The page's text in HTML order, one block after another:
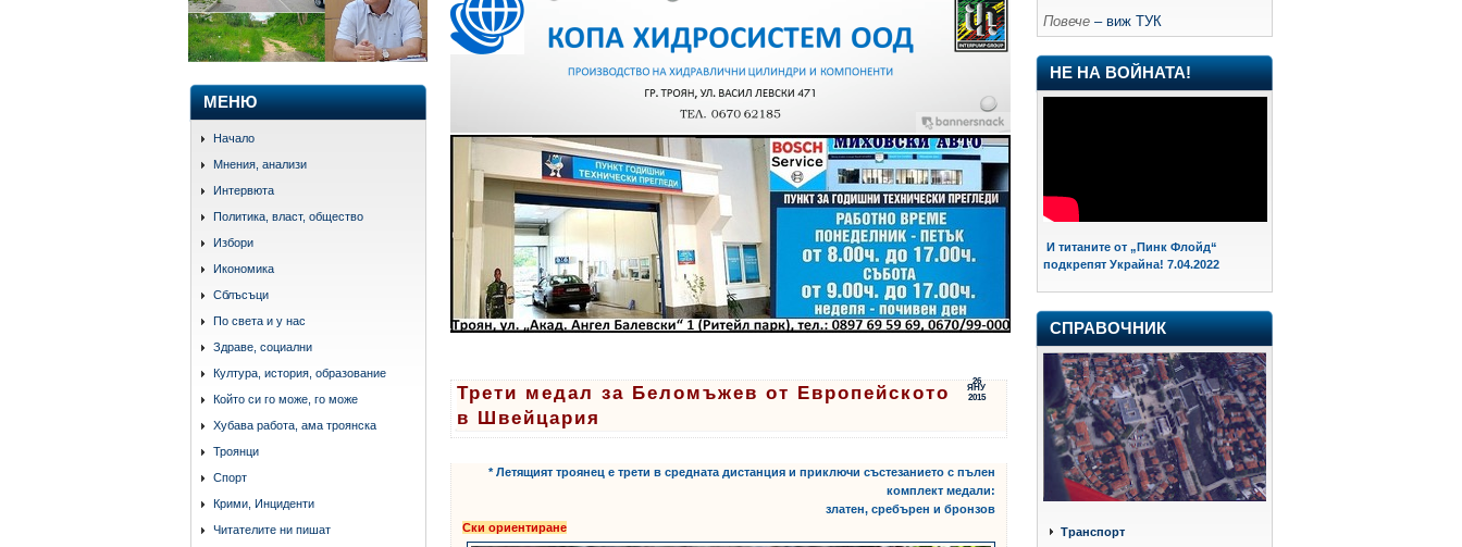
МЕНЮ
Начало
Мнения, анализи
Интервюта
Политика, власт, общество
Избори
Икономика
Сблъсъци
По света и у нас
Здраве, социални
Култура, история, образование
Който си го може, го може
Хубава работа, ама троянска
Троянци
Спорт
Крими, Инциденти
Читателите ни пишат
26
ЯНУ
2015
Трети медал за Беломъжев от Европейското
в Швейцария
* Летящият троянец е трети в средната дистанция и приключи състезанието с пълен
комплект медали:
златен, сребърен и бронзов
Ски ориентиране
Повече – виж ТУК
НЕ НА ВОЙНАТА!
И титаните от „Пинк Флойд“
подкрепят Украйна! 7.04.2022
СПРАВОЧНИК
Транспорт